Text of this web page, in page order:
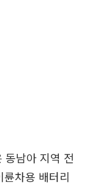
동남아 지역 전
차용 배터리